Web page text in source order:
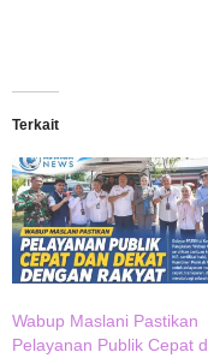
Terkait
Wabup Maslani Pastikan
Pelayanan Publik Cepat